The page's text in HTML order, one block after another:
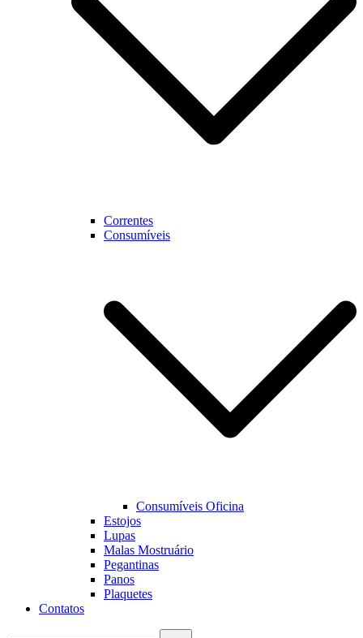
Correntes
Consumíveis
Consumíveis Oficina
Estojos
Lupas
Malas Mostruário
Pegantinas
Panos
Plaquetes
Contatos